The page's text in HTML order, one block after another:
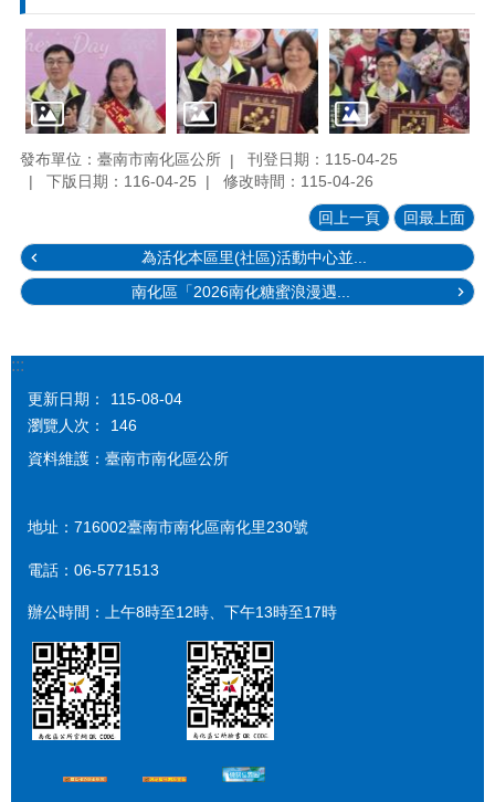
發布單位：臺南市南化區公所
刊登日期：115-04-25
下版日期：116-04-25
修改時間：115-04-26
回上一頁 回最上面
為活化本區里(社區)活動中心並...
南化區「2026南化糖蜜浪漫遇...
:::
更新日期：
115-08-04
瀏覽人次：
146
資料維護：臺南市南化區公所
地址：716002臺南市南化區南化里230號
電話：06-5771513
辦公時間：上午8時至12時、下午13時至17時